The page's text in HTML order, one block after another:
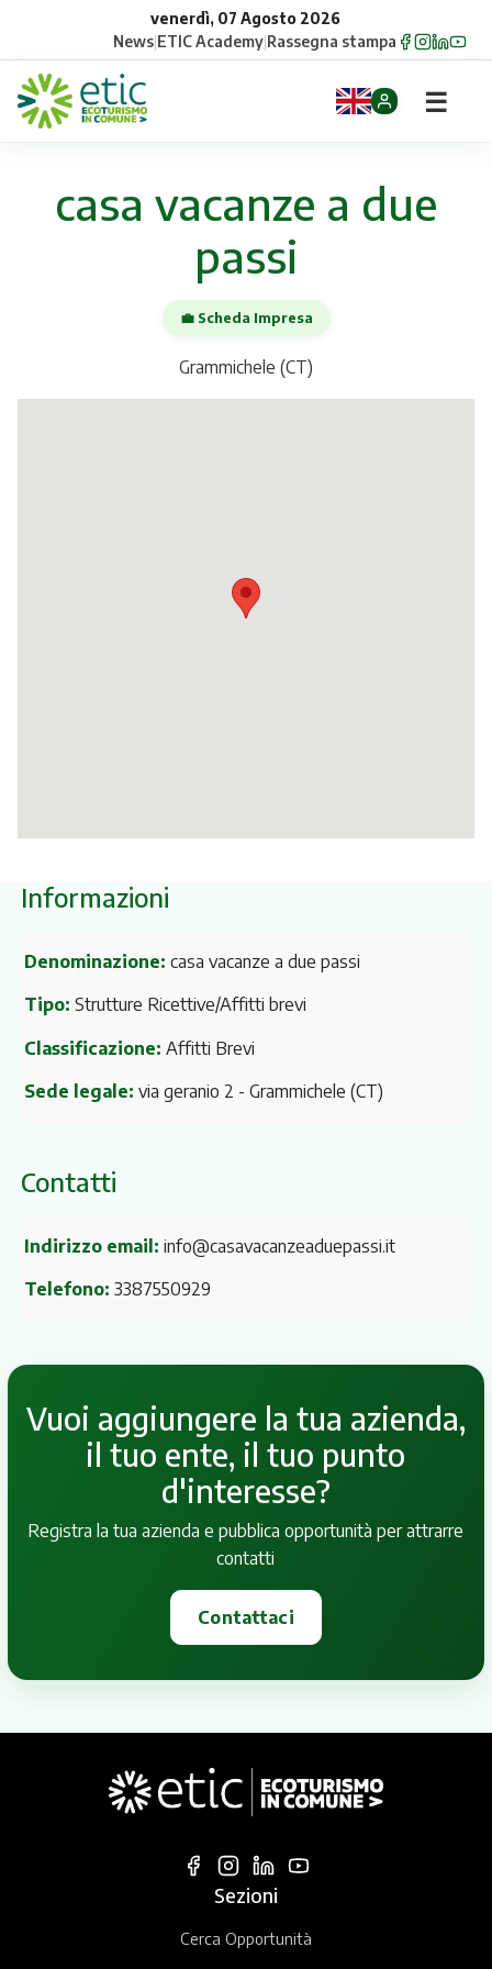
venerdì, 07 Agosto 2026
News|ETIC Academy|Rassegna stampa
Opportunità
☰
casa vacanze a due
passi
💼 Scheda Impresa
Grammichele (CT)
Informazioni
Denominazione: casa vacanze a due passi
Tipo: Strutture Ricettive/Affitti brevi
Classificazione: Affitti Brevi
Sede legale: via geranio 2 - Grammichele (CT)
Contatti
Indirizzo email: info@casavacanzeaduepassi.it
Telefono: 3387550929
Vuoi aggiungere la tua azienda,
il tuo ente, il tuo punto
d'interesse?
Registra la tua azienda e pubblica opportunità per attrarre
contatti
Contattaci
Sezioni
Cerca Opportunità